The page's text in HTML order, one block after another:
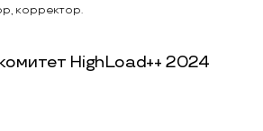
корректор.
HighLoad++ 2024